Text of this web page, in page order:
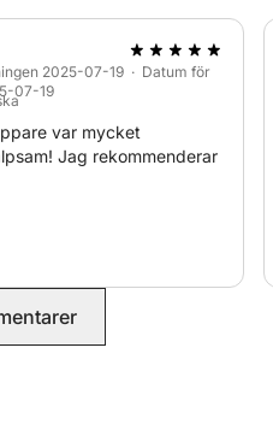
i framtiden!
2025-07-19 · Datum för
07-19
var mycket
Jag rekommenderar